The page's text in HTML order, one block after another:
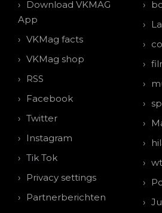
Download VKMAG
App
VKMag facts
VKMag shop
RSS
Facebook
Twitter
Instagram
Tik Tok
Privacy settings
Partnerberichten